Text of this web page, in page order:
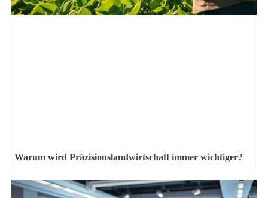
Warum wird Präzisionslandwirtschaft immer wichtiger?